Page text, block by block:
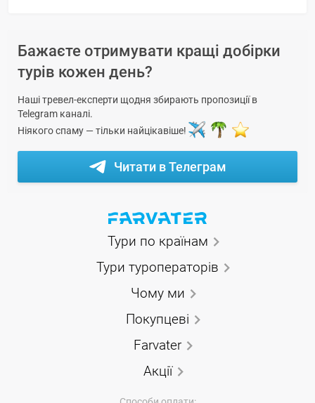
Бажаєте отримувати кращі добірки
турів кожен день?
Наші тревел-експерти щодня збирають пропозиції в
Telegram каналі.
Ніякого спаму — тільки найцікавіше!
Читати в Телеграм
Тури по країнам
Тури туроператорів
Чому ми
Покупцеві
Farvater
Акції